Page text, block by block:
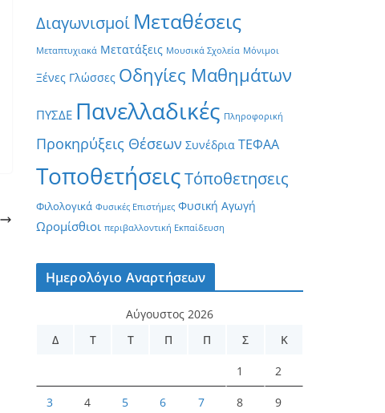
Διαγωνισμοί Μεταθέσεις
Μεταπτυχιακά Μετατάξεις Μουσικά Σχολεία Μόνιμοι
Ξένες Γλώσσες Οδηγίες Μαθημάτων
ΠΥΣΔΕ Πανελλαδικές Πληροφορική
Προκηρύξεις Θέσεων Συνέδρια ΤΕΦΑΑ
ΤοποθετήσειςΤόποθετησεις
Φιλολογικά Φυσικές Επιστήμες Φυσική Αγωγή
Ωρομίσθιοι περιβαλλοντική Εκπαίδευση
Ημερολόγιο Αναρτήσεων
Αύγουστος 2026
Δ
Τ Τ Π Π Σ Κ
1 2
3 4 5 6 7 8 9